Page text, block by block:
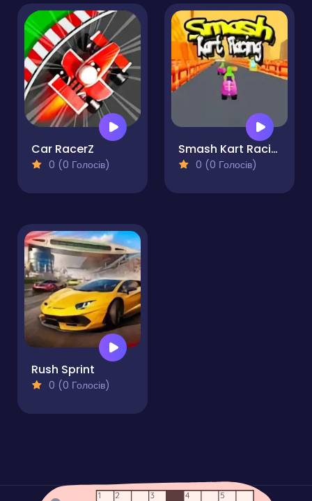
Car RacerZ
0 (0 Голосів)
Smash Kart Racing
0 (0 Голосів)
Rush Sprint
0 (0 Голосів)